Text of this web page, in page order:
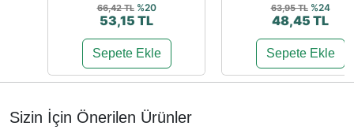
66,42 TL %20
53,15 TL
Sepete Ekle
63,95 TL %24
48,45 TL
Sepete Ekle
Sizin İçin Önerilen Ürünler